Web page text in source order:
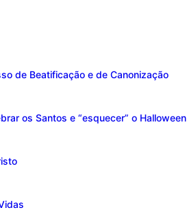
de Beatificação e de Canonização
os Santos e “esquecer” o Halloween